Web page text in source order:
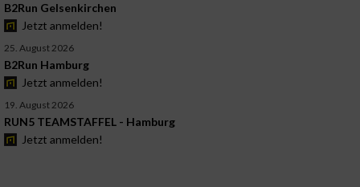
B2Run Gelsenkirchen
Jetzt anmelden!
25. August 2026
B2Run Hamburg
Jetzt anmelden!
19. August 2026
RUN5 TEAMSTAFFEL - Hamburg
Jetzt anmelden!